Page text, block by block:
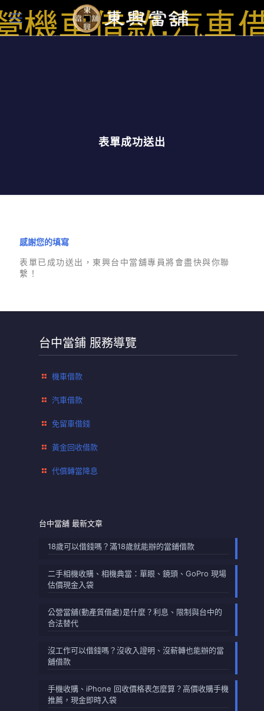
表單成功送出
感謝您的填寫
表單已成功送出，東興台中當舖專員將會盡快與你聯
繫！
台中當鋪 服務導覽
機車借款
汽車借款
免留車借錢
黃金回收借款
代償轉當降息
台中當舖 最新文章
18歲可以借錢嗎？滿18歲就能辦的當鋪借款
二手相機收購、相機典當：單眼、鏡頭、GoPro 現場
估價現金入袋
公營當舖(動產質借處)是什麼？利息、限制與台中的
合法替代
沒工作可以借錢嗎？沒收入證明、沒薪轉也能辦的當
舖借款
手機收購、iPhone 回收價格表怎麼算？高價收購手機
推薦，現金即時入袋